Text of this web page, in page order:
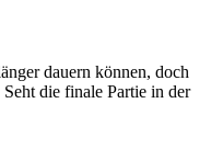
dauern können, doch
die finale Partie in der